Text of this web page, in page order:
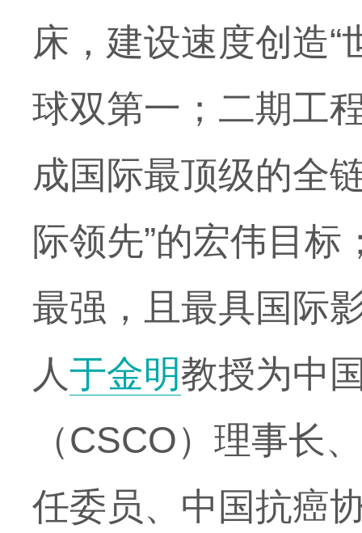
床，建设速度创造
球双第一；二期工
成国际最顶级的全
际领先”的宏伟目
最强，且最具国际
人于金明教授为中
（CSCO）理事长
任委员、中国抗癌